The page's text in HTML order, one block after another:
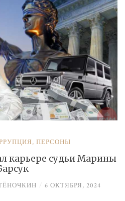
, ПЕРСОНЫ
карьере судьи Марины
/ 6 ОКТЯБРЯ, 2024